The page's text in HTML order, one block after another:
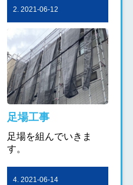
2. 2021-06-12
足場工事
足場を組んでいきま
す。
4. 2021-06-14